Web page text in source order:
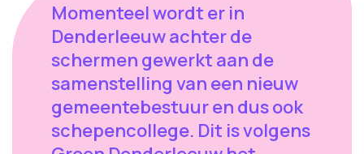
Momenteel wordt er in
Denderleeuw achter de
schermen gewerkt aan de
samenstelling van een nieuw
gemeentebestuur en dus ook
schepencollege. Dit is volgens